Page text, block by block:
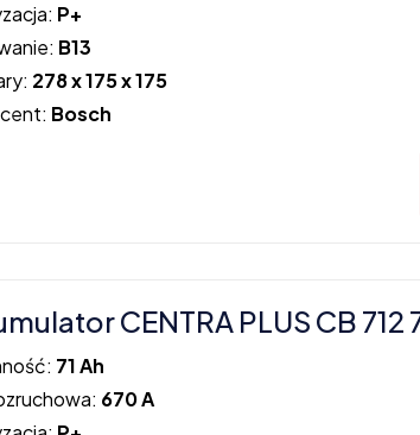
P+
B13
278 x 175 x 175
Bosch
CENTRA PLUS CB 712
71 Ah
670 A